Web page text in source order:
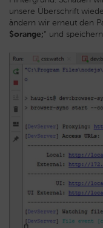
unsere Überschrift
ändern wir erneut den
$orange;“ und